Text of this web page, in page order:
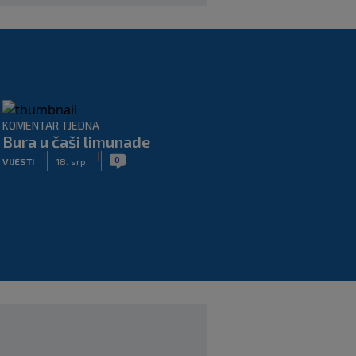
KOMENTAR TJEDNA
Bura u čaši limunade
VIJESTI
|
18. srp.
| 0